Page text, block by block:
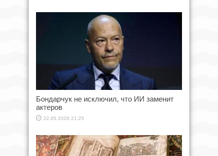
Бондарчук не исключил, что ИИ заменит
актеров
22.05.2026 21:25